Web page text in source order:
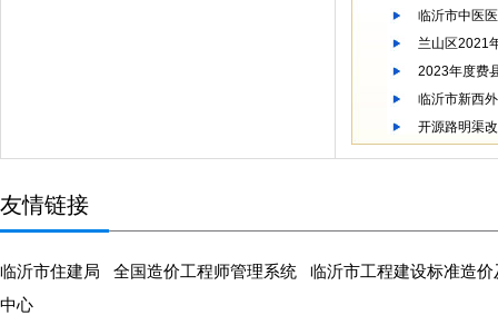
临沂市中医
兰山区2021
2023年度费
临沂市新西
开源路明渠
友情链接
临沂市住建局 全国造价工程师管理系统
临沂市工程建设标准造
中心